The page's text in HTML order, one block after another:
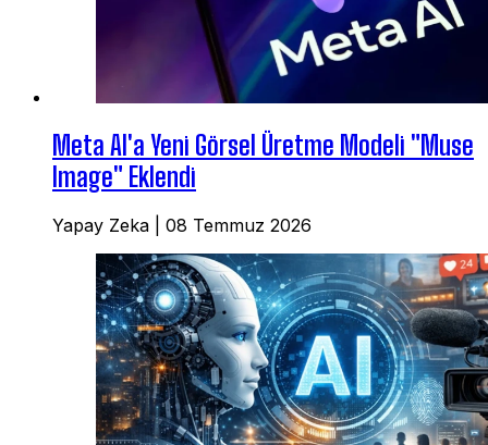
Meta AI'a Yeni Görsel Üretme Modeli "Muse
Image" Eklendi
Yapay Zeka 08 Temmuz 2026